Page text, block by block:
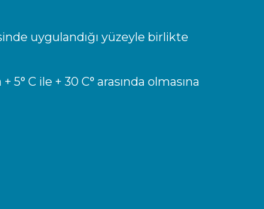
uygulandığı yüzeyle birlikte
5° C ile + 30 C° arasında olmasına